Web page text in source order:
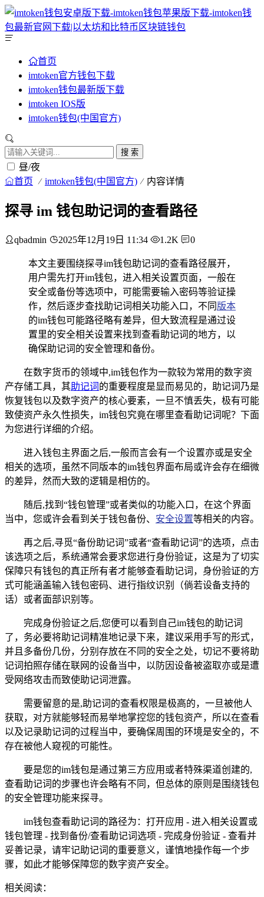
首页
imtoken官方钱包下载
imtoken钱包最新版下载
imtoken IOS版
imtoken钱包(中国官方)
搜 索
昼/夜
首页 imtoken钱包(中国官方) 内容详情
探寻 im 钱包助记词的查看路径
qbadmin 2025年12月19日 11:34 1.2K 0
本文主要围绕探寻im钱包助记词的查看路径展开，
用户需先打开im钱包，进入相关设置页面，一般在
安全或备份等选项中，可能需要输入密码等验证操
作，然后逐步查找助记词相关功能入口，不同 版本
的im钱包可能路径略有差异，但大致流程是通过设
置里的安全相关设置来找到查看助记词的地方，以
确保助记词的安全管理和备份。
在数字货币的领域中,im钱包作为一款较为常用的数字资
产存储工具，其助记词 的重要程度是显而易见的，助记词乃是
恢复钱包以及数字资产的核心要素，一旦不慎丢失，极有可能
致使资产永久性损失，im钱包究竟在哪里查看助记词呢？下面
为您进行详细的介绍。
进入钱包主界面之后,一般而言会有一个设置亦或是安全
相关的选项，虽然不同版本的im钱包界面布局或许会存在细微
的差异，然而大致的逻辑是相仿的。
随后,找到“钱包管理”或者类似的功能入口，在这个界面
当中，您或许会看到关于钱包备份、 安全设置等相关的内容。
再之后,寻觅“备份助记词”或者“查看助记词”的选项，点击
该选项之后，系统通常会要求您进行身份验证，这是为了切实
保障只有钱包的真正所有者才能够查看助记词，身份验证的方
式可能涵盖输入钱包密码、进行指纹识别（倘若设备支持的
话）或者面部识别等。
完成身份验证之后,您便可以看到自己im钱包的助记词
了，务必要将助记词精准地记录下来，建议采用手写的形式，
并且多备份几份，分别存放在不同的安全之处，切记不要将助
记词拍照存储在联网的设备当中，以防因设备被盗取亦或是遭
受网络攻击而致使助记词泄露。
需要留意的是,助记词的查看权限是极高的，一旦被他人
获取，对方就能够轻而易举地掌控您的钱包资产，所以在查看
以及记录助记词的过程当中，要确保周围的环境是安全的，不
存在被他人窥视的可能性。
要是您的im钱包是通过第三方应用或者特殊渠道创建的,
查看助记词的步骤也许会略有不同，但总体的原则是围绕钱包
的安全管理功能来探寻。
im钱包查看助记词的路径为：打开应用 - 进入相关设置或
钱包管理 - 找到备份/查看助记词选项 - 完成身份验证 - 查看并
妥善记录，请牢记助记词的重要意义，谨慎地操作每一个步
骤，如此才能够保障您的数字资产安全。
相关阅读：